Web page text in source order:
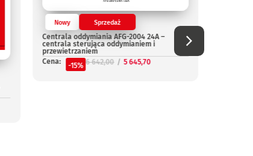
Nowy Sprzedaż
Centrala oddymiania AFG-2004 24A –
centrala sterująca oddymianiem i
przewietrzaniem
Cena:
-15% 6 642,00 5 645,70